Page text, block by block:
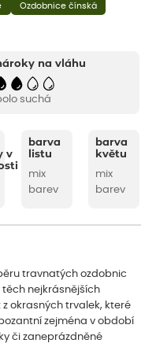
Ozdobnice čínská
na vláhu
suchá
v
barva
listu
mix
barev
barva
květu
mix
barev
travnatých ozdobnic
těch nejkrásnějších
z okrasných trvalek, které
zejména v období
či zaneprázdněné